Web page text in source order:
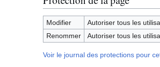
Modifier
Autoriser tous les
Renommer
Autoriser tous les
Voir le journal des protections pour